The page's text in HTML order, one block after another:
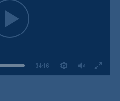
34:16